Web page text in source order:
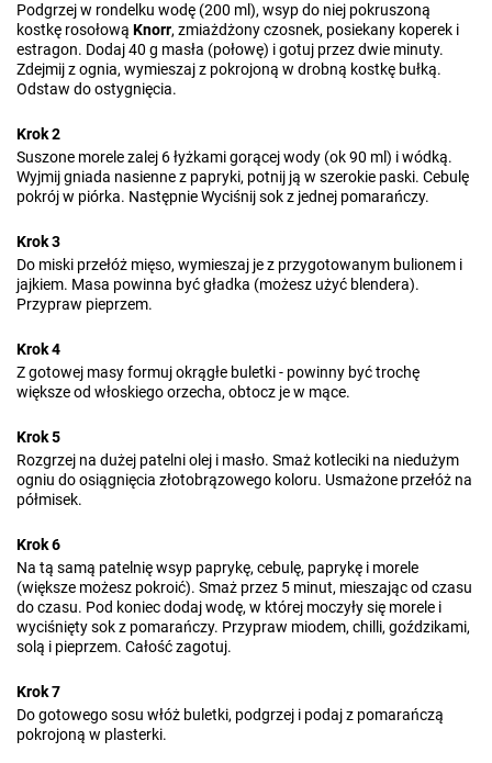
Podgrzej w rondelku wodę (200 ml), wsyp do niej pokruszoną
kostkę rosołową Knorr, zmiażdżony czosnek, posiekany koperek i
estragon. Dodaj 40 g masła (połowę) i gotuj przez dwie minuty.
Zdejmij z ognia, wymieszaj z pokrojoną w drobną kostkę bułką.
Odstaw do ostygnięcia.
Krok 2
Suszone morele zalej 6 łyżkami gorącej wody (ok 90 ml) i wódką.
Wyjmij gniada nasienne z papryki, potnij ją w szerokie paski. Cebulę
pokrój w piórka. Następnie Wyciśnij sok z jednej pomarańczy.
Krok 3
Do miski przełóż mięso, wymieszaj je z przygotowanym bulionem i
jajkiem. Masa powinna być gładka (możesz użyć blendera).
Przypraw pieprzem.
Krok 4
Z gotowej masy formuj okrągłe buletki - powinny być trochę
większe od włoskiego orzecha, obtocz je w mące.
Krok 5
Rozgrzej na dużej patelni olej i masło. Smaż kotleciki na niedużym
ogniu do osiągnięcia złotobrązowego koloru. Usmażone przełóż na
półmisek.
Krok 6
Na tą samą patelnię wsyp paprykę, cebulę, paprykę i morele
(większe możesz pokroić). Smaż przez 5 minut, mieszając od czasu
do czasu. Pod koniec dodaj wodę, w której moczyły się morele i
wyciśnięty sok z pomarańczy. Przypraw miodem, chilli, goździkami,
solą i pieprzem. Całość zagotuj.
Krok 7
Do gotowego sosu włóż buletki, podgrzej i podaj z pomarańczą
pokrojoną w plasterki.